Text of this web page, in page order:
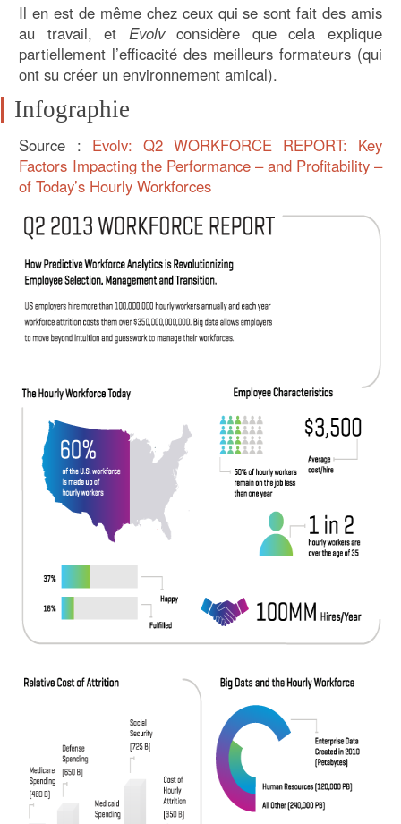
Il en est de même chez ceux qui se sont fait des amis
au travail, et Evolvconsidère que cela explique
partiellement l’efficacité des meilleurs formateurs (qui
ont su créer un environnement amical).
Infographie
Source : Evolv: Q2 WORKFORCE REPORT: Key
Factors Impacting the Performance – and Profitability –
of Today’s Hourly Workforces